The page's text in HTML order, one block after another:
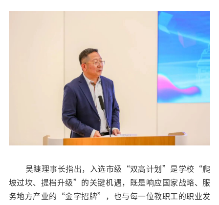
吴睫理事长指出，入选市级“双高计划”是学校“爬
坡过坎、提档升级”的关键机遇，既是响应国家战略、服
务地方产业的“金字招牌”，也与每一位教职工的职业发